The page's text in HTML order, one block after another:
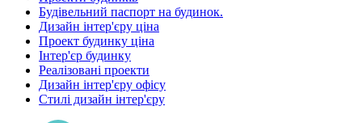
Будівельний паспорт на будинок.
Дизайн інтер'єру ціна
Проект будинку ціна
Інтер'єр будинку
Реалізовані проекти
Дизайн інтер'єру офісу
Cтилі дизайн інтер'єру